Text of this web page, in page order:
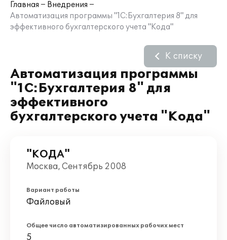
Главная
Внедрения
Автоматизация программы "1С:Бухгалтерия 8" для
эффективного бухгалтерского учета "Кода"
Автоматизация программы
"1С:Бухгалтерия 8" для
эффективного
бухгалтерского учета "Кода"
К списку
"КОДА"
Москва, Сентябрь 2008
Вариант работы
Файловый
Общее число автоматизированных рабочих мест
5